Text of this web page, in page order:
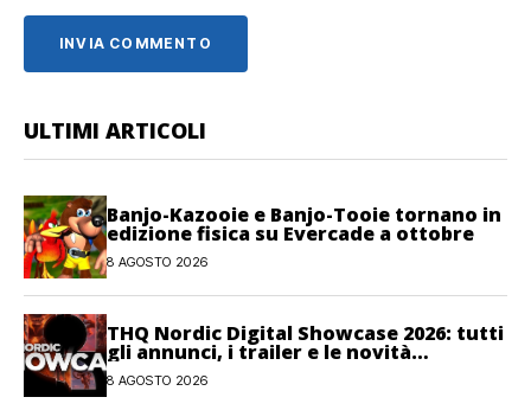
ULTIMI ARTICOLI
Banjo-Kazooie e Banjo-Tooie tornano in
edizione fisica su Evercade a ottobre
8 AGOSTO 2026
THQ Nordic Digital Showcase 2026: tutti
gli annunci, i trailer e le novità
dell’evento
8 AGOSTO 2026